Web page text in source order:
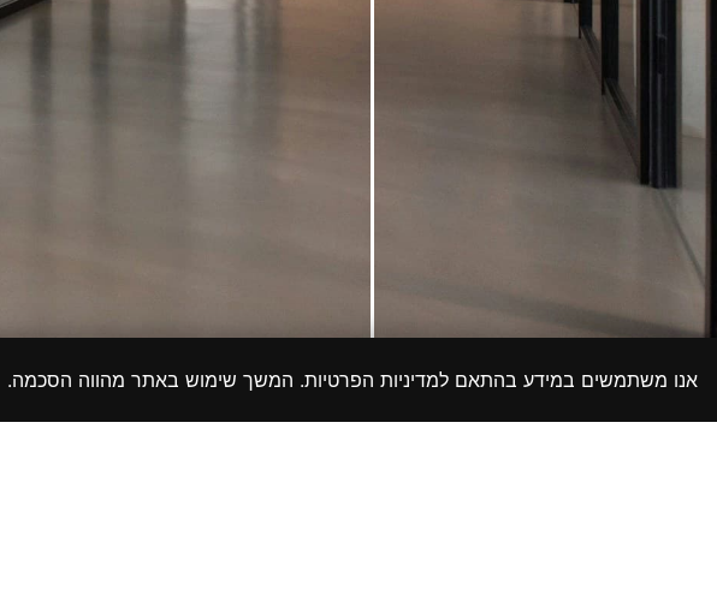
אנו משתמשים במידע בהתאם למדיניות הפרטיות. המשך שימוש באתר מהווה הסכמה.
צרו קשר